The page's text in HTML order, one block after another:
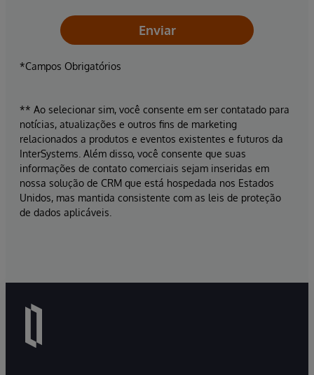
Enviar
*Campos Obrigatórios
** Ao selecionar sim, você consente em ser contatado para
notícias, atualizações e outros fins de marketing
relacionados a produtos e eventos existentes e futuros da
InterSystems. Além disso, você consente que suas
informações de contato comerciais sejam inseridas em
nossa solução de CRM que está hospedada nos Estados
Unidos, mas mantida consistente com as leis de proteção
de dados aplicáveis.